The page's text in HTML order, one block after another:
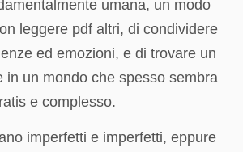
umana, un modo
leggere pdf altri, di condividere
ed emozioni, e di trovare un
in un mondo che spesso sembra
e complesso.
imperfetti e imperfetti, eppure